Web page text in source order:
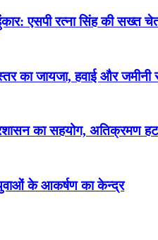
एसपी रत्ना सिंह की सख्त
का जायजा, हवाई और जमीनी
का सहयोग, अतिक्रमण
के आकर्षण का केन्द्र